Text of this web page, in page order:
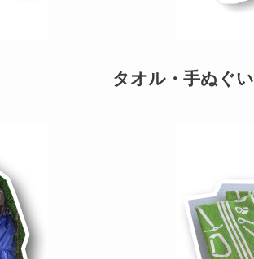
タオル・手ぬぐい